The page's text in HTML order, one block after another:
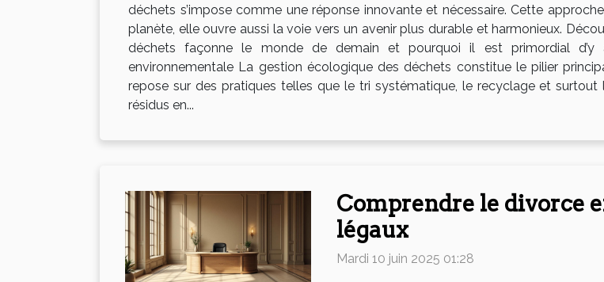
déchets s’impose comme une réponse innovante et nécessaire. Cette
planète, elle ouvre aussi la voie vers un avenir plus durable et harmonieux.
déchets façonne le monde de demain et pourquoi il est primordial d’y
environnementale La gestion écologique des déchets constitue le pilier
repose sur des pratiques telles que le tri systématique, le recyclage et
résidus en...
Comprendre le divorce
légaux
Mardi 10 juin 2025 01:28